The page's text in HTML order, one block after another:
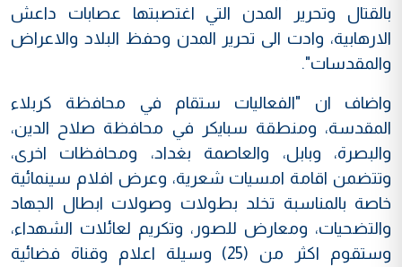
بالقتال وتحرير المدن التي اغتصبتها عصابات داعش
الارهابية، وادت الى تحرير المدن وحفظ البلاد والاعراض
والمقدسات".
واضاف ان "الفعاليات ستقام في محافظة كربلاء
المقدسة، ومنطقة سبايكر في محافظة صلاح الدين،
والبصرة، وبابل، والعاصمة بغداد، ومحافظات اخرى،
وتتضمن اقامة امسيات شعرية، وعرض افلام سينمائية
خاصة بالمناسبة تخلد بطولات وصولات ابطال الجهاد
والتضحيات، ومعارض للصور، وتكريم لعائلات الشهداء،
وستقوم اكثر من (25) وسيلة اعلام وقناة فضائية